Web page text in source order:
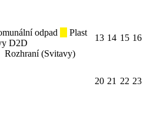
odpad
Plast
D2D
Rozhraní (Svitavy)
13 14 15 16
20 21 22 23